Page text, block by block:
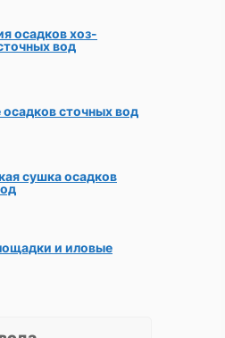
осадков хоз-
вод
сточных вод
сушка осадков
и иловые